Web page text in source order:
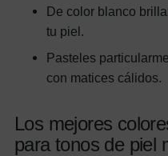
De color blanco
tu piel.
Pasteles
con matices cálidos.
Los mejores
para tonos de piel